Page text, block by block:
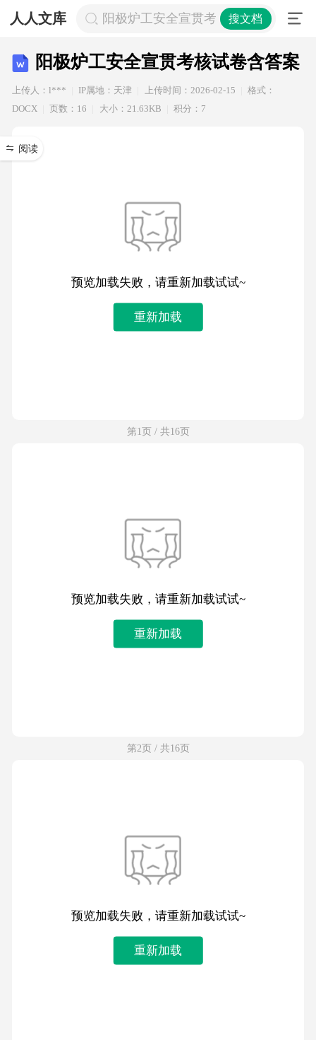
人人文库 阳极炉工安全宣贯考核试卷含答案
搜文档
阳极炉工安全宣贯考核试卷含答案
上传人：l*** IP属地：天津 上传时间：2026-02-15
格式：
DOCX
页数：16 大小：21.63KB 积分：7
阅读
预览加载失败，请重新加载试试~
重新加载
第1页 / 共16页
预览加载失败，请重新加载试试~
重新加载
第2页 / 共16页
预览加载失败，请重新加载试试~
重新加载